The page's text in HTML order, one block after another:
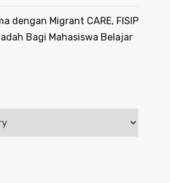
dengan Migrant CARE, FISIP
Bagi Mahasiswa Belajar